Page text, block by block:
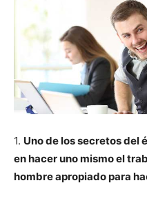
1. Uno de los secretos del
en hacer uno mismo el
hombre apropiado para